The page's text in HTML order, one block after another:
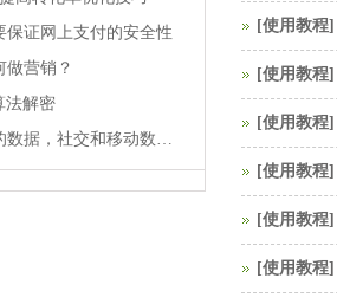
保证网上支付的安全性
做营销？
法解密
移动互联营销的数据，社交和移动数据图
[使用教程]
[使用教程]
[使用教程]
[使用教程]
[使用教程]
[使用教程]